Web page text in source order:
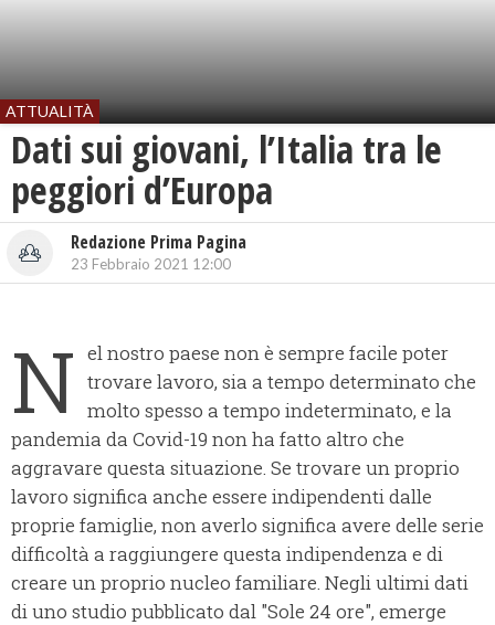
ATTUALITÀ
Dati sui giovani, l’Italia tra le
peggiori d’Europa
Redazione Prima Pagina
23 Febbraio 2021 12:00
N el nostro paese non è sempre facile poter
trovare lavoro, sia a tempo determinato che
molto spesso a tempo indeterminato, e la
pandemia da Covid-19 non ha fatto altro che
aggravare questa situazione. Se trovare un proprio
lavoro significa anche essere indipendenti dalle
proprie famiglie, non averlo significa avere delle serie
difficoltà a raggiungere questa indipendenza e di
creare un proprio nucleo familiare. Negli ultimi dati
di uno studio pubblicato dal "Sole 24 ore", emerge